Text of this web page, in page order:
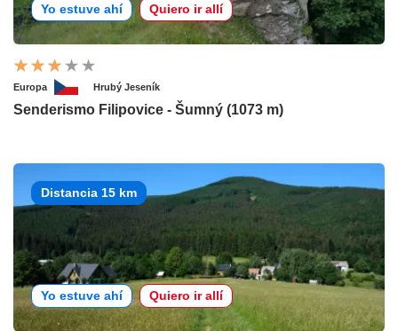
Yo estuve ahí Quiero ir allí
Europa Hrubý Jeseník
Senderismo Filipovice - Šumný (1073 m)
Distancia 15 km
Yo estuve ahí Quiero ir allí